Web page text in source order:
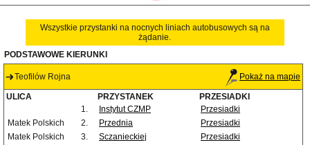
Wszystkie przystanki na nocnych liniach autobusowych są na
żądanie.
PODSTAWOWE KIERUNKI
Teofilów Rojna Pokaż na mapie
ULICA PRZYSTANEK
PRZESIADKI
1.
Instytut CZMP
Przesiadki
Matek Polskich
2. Przednia
Przesiadki
Matek Polskich
3. Sczanieckiej
Przesiadki